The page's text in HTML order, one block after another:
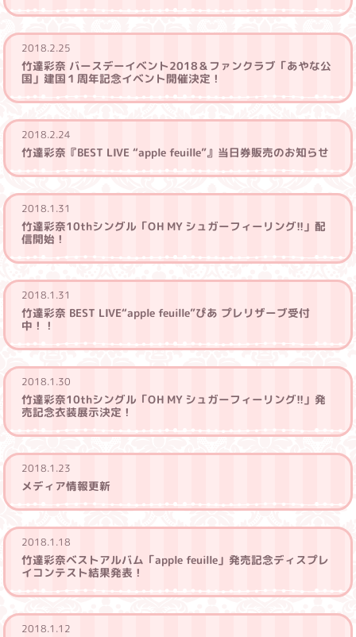
2018.2.25
竹達彩奈 バースデーイベント2018＆ファンクラブ「あやな公
国」建国１周年記念イベント開催決定！
2018.2.24
竹達彩奈『BEST LIVE “apple feuille”』当日券販売のお知らせ
2018.1.31
竹達彩奈10thシングル「OH MY シュガーフィーリング!!」配
信開始！
2018.1.31
竹達彩奈 BEST LIVE“apple feuille”ぴあ プレリザーブ受付
中！！
2018.1.30
竹達彩奈10thシングル「OH MY シュガーフィーリング!!」発
売記念衣装展示決定！
2018.1.23
メディア情報更新
2018.1.18
竹達彩奈ベストアルバム「apple feuille」発売記念ディスプレ
イコンテスト結果発表！
2018.1.12